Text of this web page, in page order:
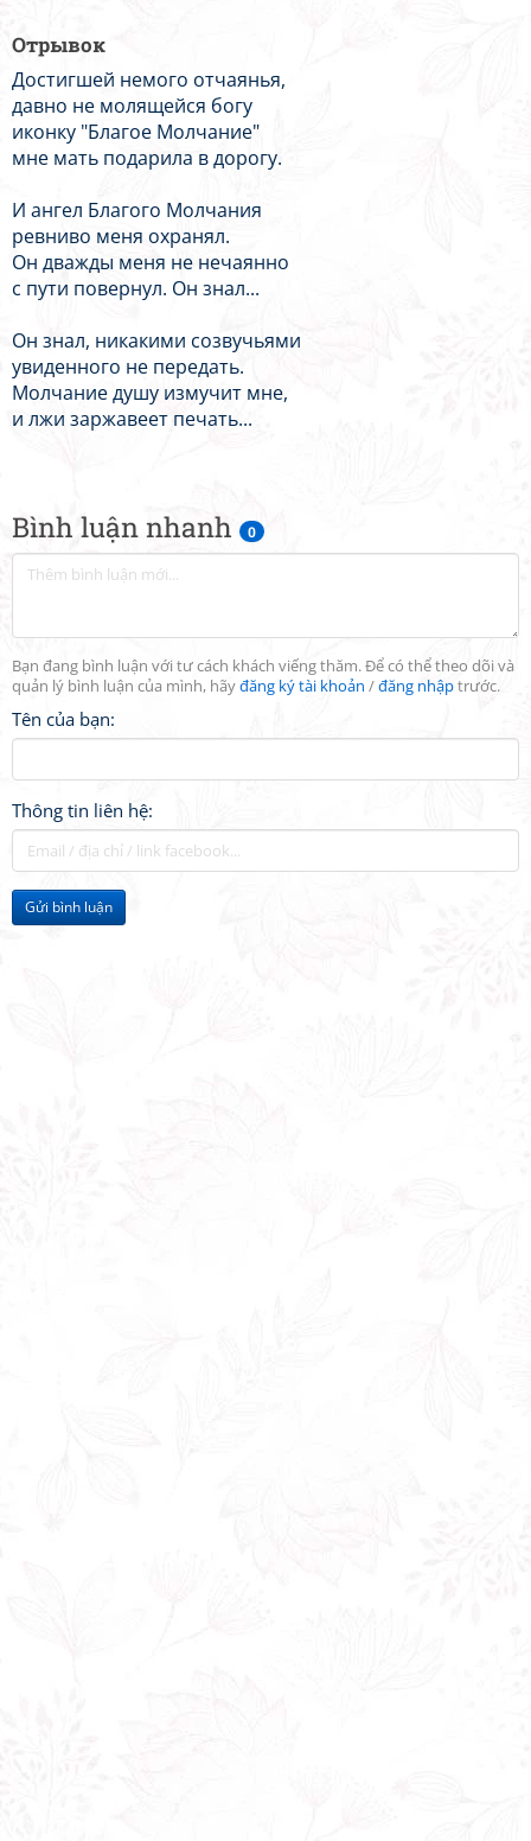
Bình luận nhanh 0
Bạn đang bình luận với tư cách khách viếng thăm. Để có thể theo dõi và
quản lý bình luận của mình, hãyđăng ký tài khoản /đăng nhậptrước.
Tên của bạn:
Thông tin liên hệ:
Gửi bình luận
Отрывок
Достигшей немого отчаянья,
давно не молящейся богy
иконку "Благое Молчание"
мне мать подарила в дорогу.
И ангел Благого Молчания
ревниво меня охранял.
Он дважды меня не нечаянно
с пути повернул. Он знал...
Он знал, никакими созвучьями
увиденного не передать.
Молчание душу измучит мне,
и лжи заржавеет печать...